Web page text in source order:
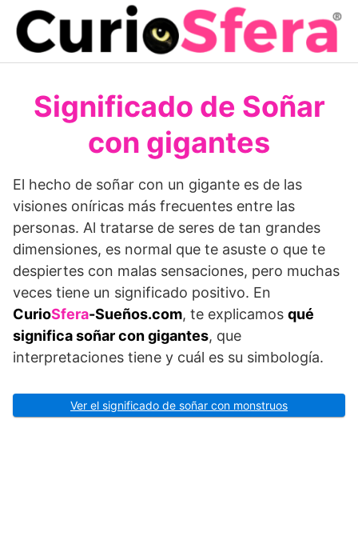
Saltar
contenido
Significado de Soñar
con gigantes
El hecho de soñar con un gigante es de las
visiones oníricas más frecuentes entre las
personas. Al tratarse de seres de tan grandes
dimensiones, es normal que te asuste o que te
despiertes con malas sensaciones, pero muchas
veces tiene un significado positivo. En
CurioSfera-Sueños.com, te explicamos qué
significa soñar con gigantes, que
interpretaciones tiene y cuál es su simbología.
Ver el significado de soñar con monstruos